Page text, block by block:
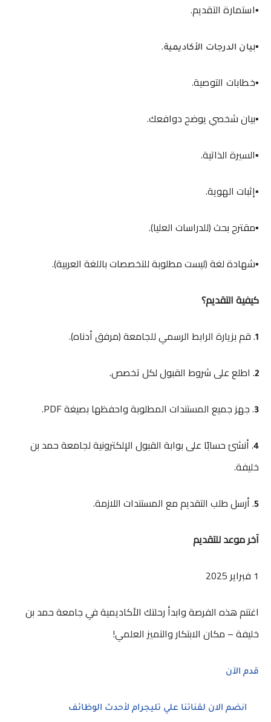
▪️استمارة التقديم.
▪️بيان الدرجات الأكاديمية.
▪️خطابات التوصية.
▪️بيان شخصي يوضح دوافعك.
▪️السيرة الذاتية.
▪️إثبات الهوية.
▪️مقترح بحث (للدراسات العليا).
▪️شهادة لغة (ليست مطلوبة للتخصصات باللغة العربية).
كيفية التقديم؟
1. قم بزيارة الرابط الرسمي للجامعة (مرفق أدناه).
2. اطلع على شروط القبول لكل تخصص.
3. جهز جميع المستندات المطلوبة واحفظها بصيغة PDF.
4. أنشئ حسابًا على بوابة القبول الإلكترونية لجامعة حمد بن
خليفة.
5. أرسل طلب التقديم مع المستندات اللازمة.
آخر موعد للتقديم
1 فبراير 2025
اغتنم هذه الفرصة وابدأ رحلتك الأكاديمية في جامعة حمد بن
خليفة – مكان الابتكار والتميز العلمي!
قدم الآن
انضم الان لقناتنا علي تليجرام لأحدث الوظائف